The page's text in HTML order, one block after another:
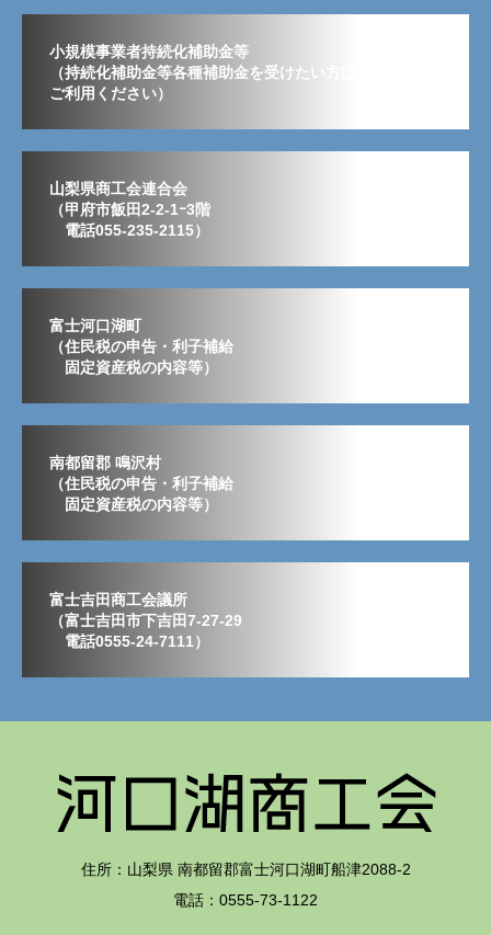
小規模事業者持続化補助金等
（持続化補助金等各種補助金を受けたい方はこちらから
ご利用ください）
山梨県商工会連合会
（甲府市飯田2-2-1ｰ3階
電話055-235-2115）
富士河口湖町
（住民税の申告・利子補給
固定資産税の内容等）
南都留郡 鳴沢村
（住民税の申告・利子補給
固定資産税の内容等）
富士吉田商工会議所
（富士吉田市下吉田7-27-29
電話0555-24-7111）
住所：山梨県 南都留郡富士河口湖町船津2088-2
電話：0555-73-1122